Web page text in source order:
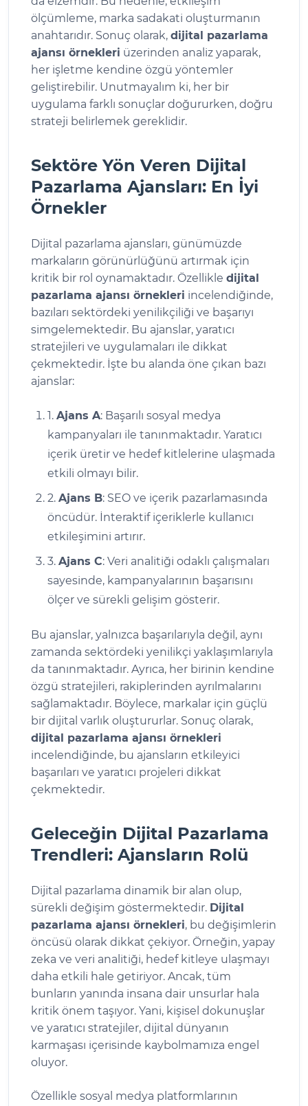
ölçümleme, marka sadakati oluşturmanın
anahtarıdır. Sonuç olarak, dijital pazarlama
ajansı örnekleri üzerinden analiz yaparak,
her işletme kendine özgü yöntemler
geliştirebilir. Unutmayalım ki, her bir
uygulama farklı sonuçlar doğururken, doğru
strateji belirlemek gereklidir.
Sektöre Yön Veren Dijital
Pazarlama Ajansları: En İyi
Örnekler
Dijital pazarlama ajansları, günümüzde
markaların görünürlüğünü artırmak için
kritik bir rol oynamaktadır. Özellikle dijital
pazarlama ajansı örnekleri incelendiğinde,
bazıları sektördeki yenilikçiliği ve başarıyı
simgelemektedir. Bu ajanslar, yaratıcı
stratejileri ve uygulamaları ile dikkat
çekmektedir. İşte bu alanda öne çıkan bazı
ajanslar:
1. Ajans A: Başarılı sosyal medya
kampanyaları ile tanınmaktadır. Yaratıcı
içerik üretir ve hedef kitlelerine ulaşmada
etkili olmayı bilir.
2. Ajans B: SEO ve içerik pazarlamasında
öncüdür. İnteraktif içeriklerle kullanıcı
etkileşimini artırır.
3. Ajans C: Veri analitiği odaklı çalışmaları
sayesinde, kampanyalarının başarısını
ölçer ve sürekli gelişim gösterir.
Bu ajanslar, yalnızca başarılarıyla değil, aynı
zamanda sektördeki yenilikçi yaklaşımlarıyla
da tanınmaktadır. Ayrıca, her birinin kendine
özgü stratejileri, rakiplerinden ayrılmalarını
sağlamaktadır. Böylece, markalar için güçlü
bir dijital varlık oluştururlar. Sonuç olarak,
dijital pazarlama ajansı örnekleri
incelendiğinde, bu ajansların etkileyici
başarıları ve yaratıcı projeleri dikkat
çekmektedir.
Geleceğin Dijital Pazarlama
Trendleri: Ajansların Rolü
Dijital pazarlama dinamik bir alan olup,
sürekli değişim göstermektedir. Dijital
pazarlama ajansı örnekleri, bu değişimlerin
öncüsü olarak dikkat çekiyor. Örneğin, yapay
zeka ve veri analitiği, hedef kitleye ulaşmayı
daha etkili hale getiriyor. Ancak, tüm
bunların yanında insana dair unsurlar hala
kritik önem taşıyor. Yani, kişisel dokunuşlar
ve yaratıcı stratejiler, dijital dünyanın
karmaşası içerisinde kaybolmamıza engel
oluyor.
Özellikle sosyal medya platformlarının